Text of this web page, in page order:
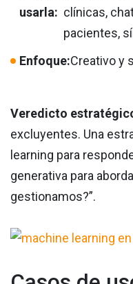
usarla: clínicas,
pacientes,
Enfoque:Creativo y
Veredicto
excluyentes. Una
learning para
generativa para
gestionamos?”.